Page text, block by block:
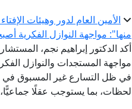
الأمين العام لدور وهيئات
منها": مواجهة النوازل الفكرية
أكد الدكتور إبراهيم نجم،
مواجهة المستجدات والنوازل
في ظل التسارع غير المسبوق في
لحظات، بما يستوجب عقلًا